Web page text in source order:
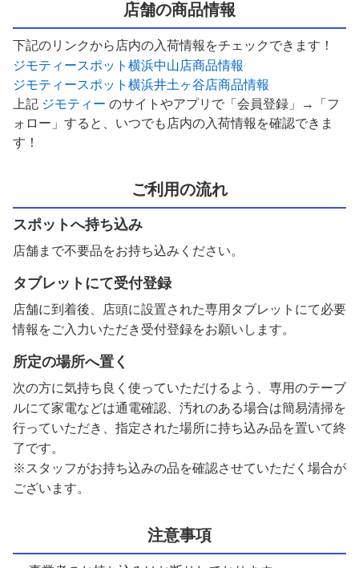
店舗の商品情報
下記のリンクから店内の入荷情報をチェックできます！
ジモティースポット横浜中山店商品情報
ジモティースポット横浜井土ヶ谷店商品情報
上記 ジモティー のサイトやアプリで「会員登録」→「フ
ォロー」すると、いつでも店内の入荷情報を確認できま
す！
ご利用の流れ
スポットへ持ち込み
店舗まで不要品をお持ち込みください。
タブレットにて受付登録
店舗に到着後、店頭に設置された専用タブレットにて必要
情報をご入力いただき受付登録をお願いします。
所定の場所へ置く
次の方に気持ち良く使っていただけるよう、専用のテーブ
ルにて家電などは通電確認、汚れのある場合は簡易清掃を
行っていただき、指定された場所に持ち込み品を置いて終
了です。
※スタッフがお持ち込みの品を確認させていただく場合が
ございます。
注意事項